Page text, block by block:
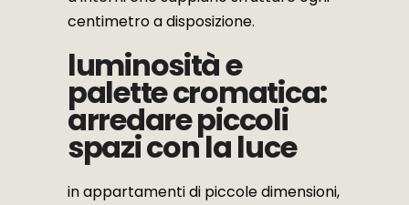
centimetro a disposizione.
luminosità e
palette cromatica:
arredare piccoli
spazi con la luce
in appartamenti di piccole dimensioni,